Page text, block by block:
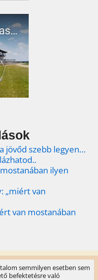
jövőd szebb legyen…
ilyen
„miért van
van mostanában
semmilyen esetben sem
befektetésre való